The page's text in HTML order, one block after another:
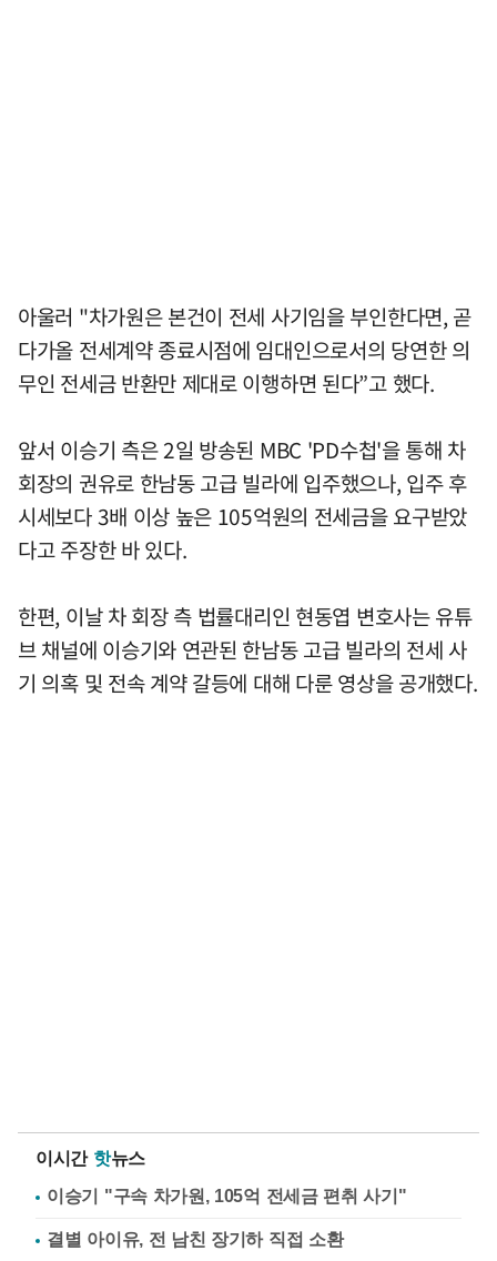
아울러 "차가원은 본건이 전세 사기임을 부인한다면, 곧
다가올 전세계약 종료시점에 임대인으로서의 당연한 의
무인 전세금 반환만 제대로 이행하면 된다”고 했다.
앞서 이승기 측은 2일 방송된 MBC 'PD수첩'을 통해 차
회장의 권유로 한남동 고급 빌라에 입주했으나, 입주 후
시세보다 3배 이상 높은 105억원의 전세금을 요구받았
다고 주장한 바 있다.
한편, 이날 차 회장 측 법률대리인 현동엽 변호사는 유튜
브 채널에 이승기와 연관된 한남동 고급 빌라의 전세 사
기 의혹 및 전속 계약 갈등에 대해 다룬 영상을 공개했다.
이시간 핫뉴스
이승기 "구속 차가원, 105억 전세금 편취 사기"
결별 아이유, 전 남친 장기하 직접 소환